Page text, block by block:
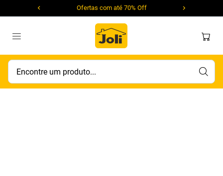
Ofertas com até 70% Off
Encontre um produto...